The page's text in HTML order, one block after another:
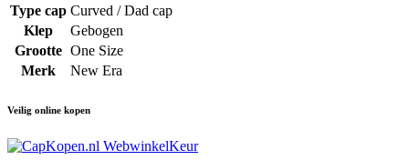
Type cap Curved / Dad cap
Klep
Gebogen
Grootte One Size
Merk
New Era
Veilig online kopen